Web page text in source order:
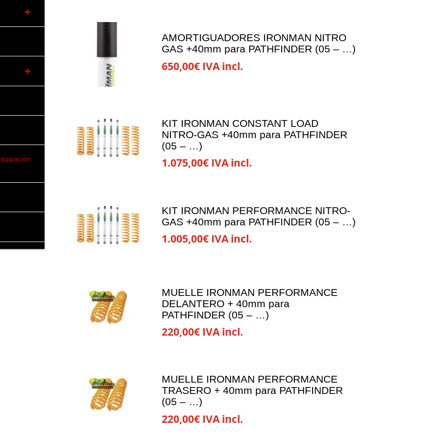
en
la
página
AMORTIGUADORES IRONMAN NITRO
GAS +40mm para PATHFINDER (05 – …)
650,00€ IVA incl.
KIT IRONMAN CONSTANT LOAD
NITRO-GAS +40mm para PATHFINDER
(05 – …)
1.075,00€ IVA incl.
KIT IRONMAN PERFORMANCE NITRO-
GAS +40mm para PATHFINDER (05 – …)
1.005,00€ IVA incl.
MUELLE IRONMAN PERFORMANCE
DELANTERO + 40mm para
PATHFINDER (05 – …)
220,00€ IVA incl.
MUELLE IRONMAN PERFORMANCE
TRASERO + 40mm para PATHFINDER
(05 – …)
220,00€ IVA incl.